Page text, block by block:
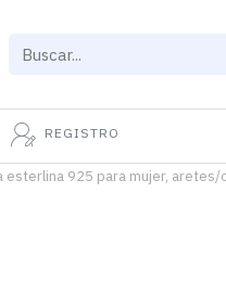
REGISTRO
esterlina 925 para mujer,